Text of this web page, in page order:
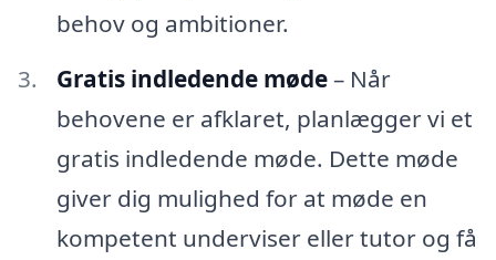
behov og ambitioner.
Gratis indledende møde– Når
behovene er afklaret, planlægger vi et
gratis indledende møde. Dette møde
giver dig mulighed for at møde en
kompetent underviser eller tutor og få